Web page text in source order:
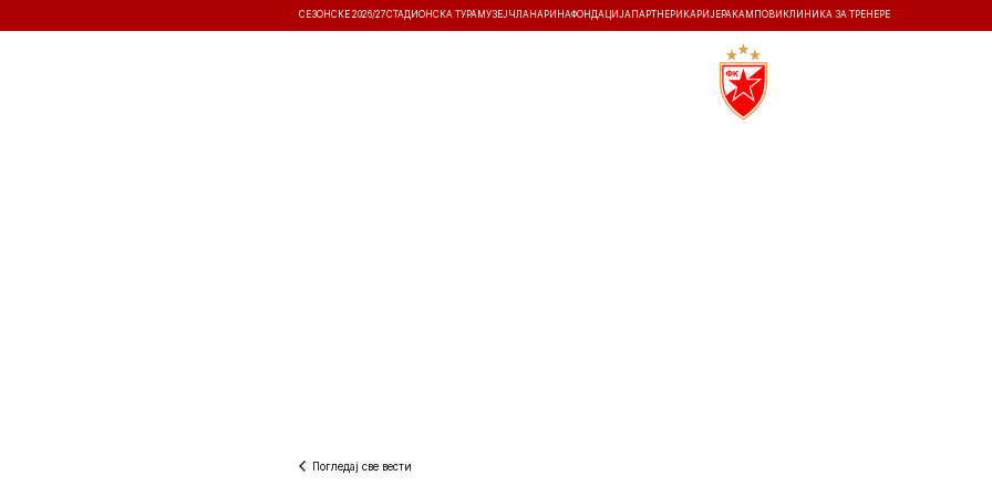
СЕЗОНСКЕ 2026/27СТАДИОНСКА ТУРА МУЗЕЈ ЧЛАНАРИНАФОНДАЦИЈА ПАРТНЕРИ КАРИЈЕРА КАМПОВИ КЛИНИКА ЗА ТРЕНЕРЕ
Погледај све вести